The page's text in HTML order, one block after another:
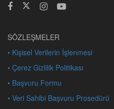
SÖZLEŞMELER
• Kişisel Verilerin İşlenmesi
• Çerez Gizlilik Politikası
• Başvuru Formu
• Veri Sahibi Başvuru Prosedürü